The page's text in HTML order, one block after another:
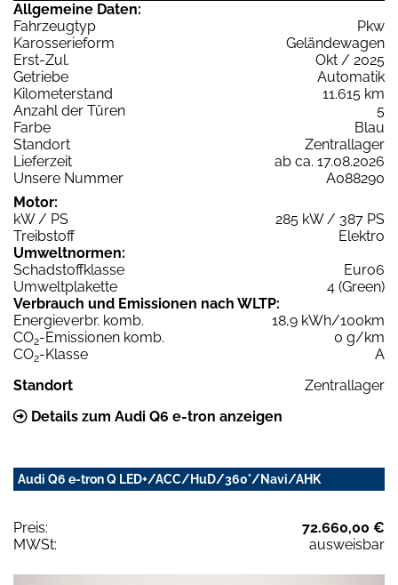
Allgemeine Daten:
Fahrzeugtyp
Pkw
Karosserieform
Geländewagen
Erst-Zul.
Okt / 2025
Getriebe
Automatik
Kilometerstand
11.615 km
Anzahl der Türen
5
Farbe
Blau
Standort
Zentrallager
Lieferzeit
ab ca. 17.08.2026
Unsere Nummer
A088290
Motor:
kW / PS
285 kW / 387 PS
Treibstoff
Elektro
Umweltnormen:
Schadstoffklasse
Euro6
Umweltplakette
4 (Green)
Verbrauch und Emissionen nach WLTP:
Energieverbr. komb.
18,9 kWh/100km
CO2-Emissionen komb.
0 g/km
CO2-Klasse
A
Standort
Zentrallager
Details zum Audi Q6 e-tron anzeigen
Audi Q6 e-tron Q LED+/ACC/HuD/360°/Navi/AHK
Preis:
72.660,00 €
MWSt:
ausweisbar